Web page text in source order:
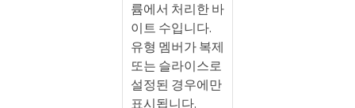
륨에서 처리한 바
이트 수입니다.
유형 멤버가 복제
또는 슬라이스로
설정된 경우에만
표시됩니다.